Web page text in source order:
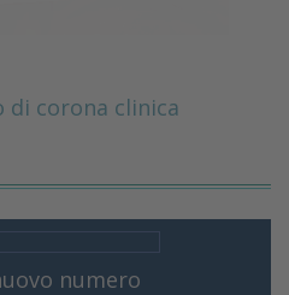
di corona clinica
numero